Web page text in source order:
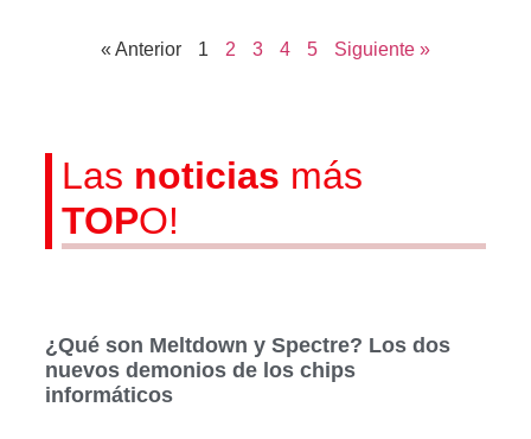
« Anterior 1 2 3 4 5 Siguiente »
Las noticias más
TOPO!
¿Qué son Meltdown y Spectre? Los dos
nuevos demonios de los chips
informáticos